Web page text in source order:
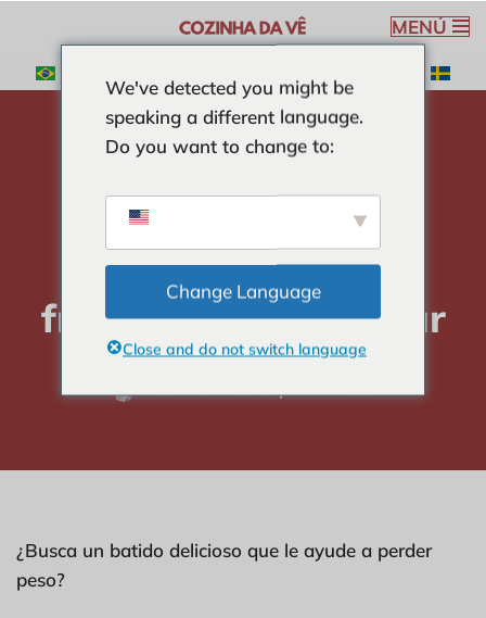
al
MENÚ
adelgazar
Delicioso batido de
fresa para adelgazar
Verónica Ribeiro 4 min read
¿Busca un batido delicioso que le ayude a perder
peso?
We've detected you might be
speaking a different language.
Do you want to change to:
Change Language
Close and do not switch language